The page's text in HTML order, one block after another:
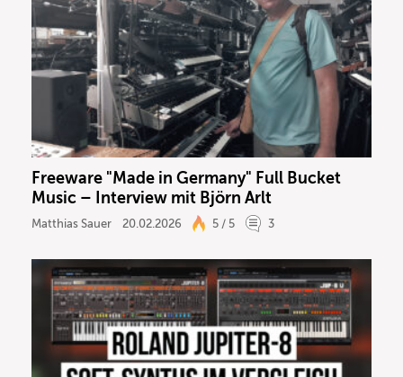
Freeware "Made in Germany" Full Bucket
Music – Interview mit Björn Arlt
Matthias Sauer 20.02.2026 5 / 5 3